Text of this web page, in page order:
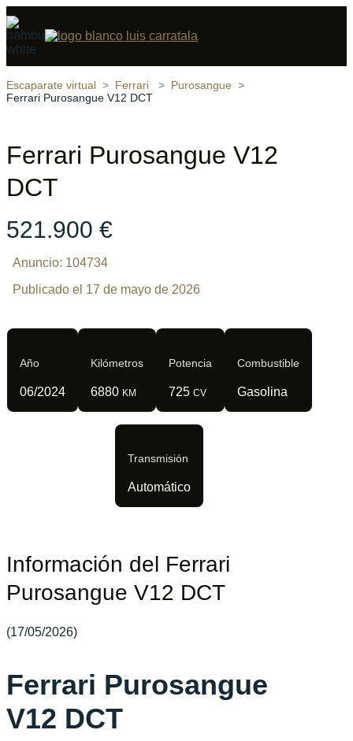
‹ ›
Compartir
Escaparate virtual Ferrari
Purosangue
Ferrari Purosangue V12 DCT
Ferrari Purosangue V12
DCT
521.900 €
Anuncio: 104734
Publicado el 17 de mayo de 2026
Año
06/2024
Kilómetros
6880 KM
Potencia
725 CV
Combustible
Gasolina
Transmisión
Automático
Información del Ferrari
Purosangue V12 DCT
(17/05/2026)
Ferrari Purosangue
V12 DCT